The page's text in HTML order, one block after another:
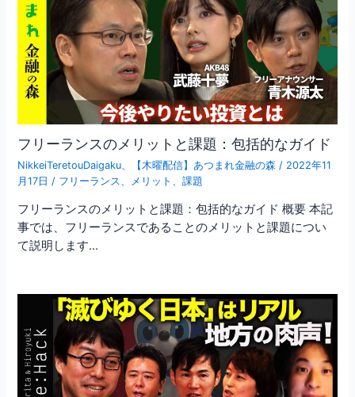
フリーランスのメリットと課題：包括的なガイド
NikkeiTeretouDaigaku 【木曜配信】あつまれ金融の森 / 2022年11
月17日 / フリーランス メリット 、課題
フリーランスのメリットと課題：包括的なガイド 概要 本記
事では、フリーランスであることのメリットと課題につい
て説明します…